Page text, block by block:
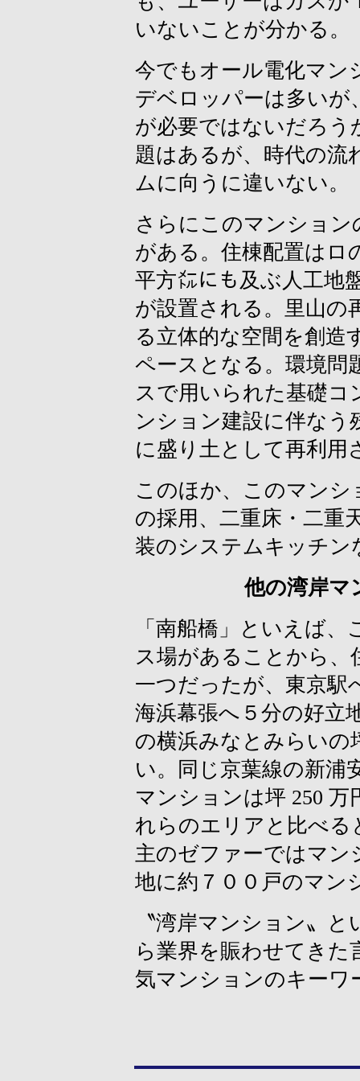
いないことが分かる。
今でもオール電化マン
デベロッパーは多いが
が必要ではないだろう
題はあるが、時代の流
ムに向うに違いない。
さらにこのマンション
がある。住棟配置はロ
平方㍍にも及ぶ人工地
が設置される。里山の
る立体的な空間を創造
ペースとなる。環境問
スで用いられた基礎コ
ンション建設に伴な
に盛り土として再利用
このほか、このマンシ
の採用、二重床・二重
装のシステムキッチン
他の湾岸マ
「南船橋」といえば
ス場があることから、
一つだったが、東京駅
海浜幕張へ５分の好立
の横浜みなとみらいの
い。同じ京葉線の新浦
マンションは坪 250
れらのエリアと比べる
主のゼファーではマン
地に約７００戸のマン
〝湾岸マンション〟
ら業界を賑わせてきた
気マンションのキーワ